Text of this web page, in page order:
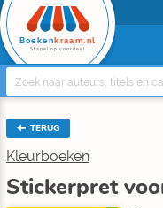
Boeken kraam.nl
Stapel op voordeel
TERUG
Kleurboeken
Stickerpret